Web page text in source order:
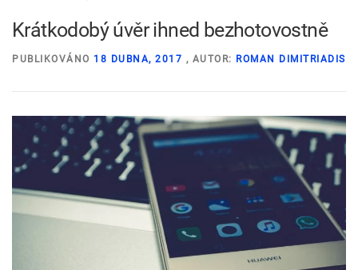
Krátkodobý úvěr ihned bezhotovostně
PUBLIKOVÁNO 18 DUBNA, 2017 , AUTOR: ROMAN DIMITRIADIS